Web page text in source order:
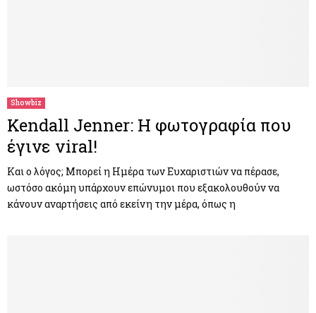
Showbiz
Kendall Jenner: H φωτογραφία που
έγινε viral!
Και ο λόγος; Μπορεί η Ημέρα των Ευχαριστιών να πέρασε,
ωστόσο ακόμη υπάρχουν επώνυμοι που εξακολουθούν να
κάνουν αναρτήσεις από εκείνη την μέρα, όπως η